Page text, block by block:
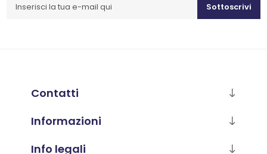
Sottoscrivi
Contatti
Informazioni
Info legali